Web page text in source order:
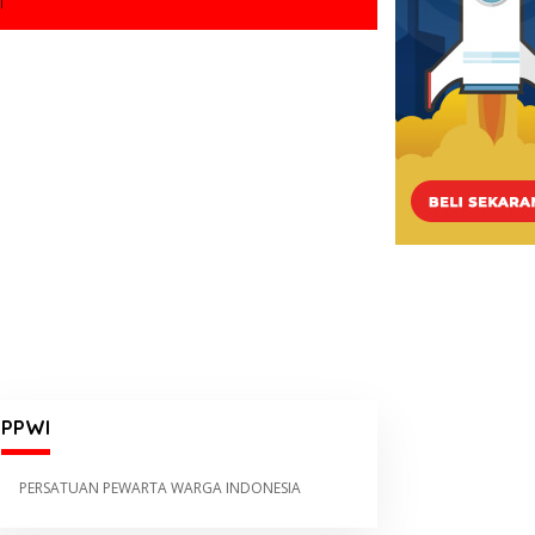
PPWI
PERSATUAN PEWARTA WARGA INDONESIA